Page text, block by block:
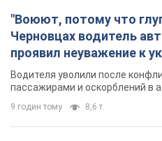
"Воюют, потому что
Черновцах водитель
проявил неуважение к
военным и поплатился
Видео
Водителя уволили после
пассажирами и оскорблений в
9 годин тому 8,6 т.